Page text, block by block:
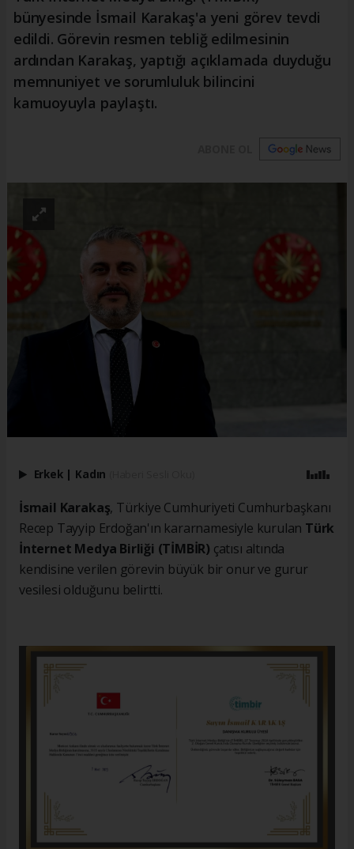
bünyesinde İsmail Karakaş'a yeni görev tevdi
edildi. Görevin resmen tebliğ edilmesinin
ardından Karakaş, yaptığı açıklamada duyduğu
memnuniyet ve sorumluluk bilincini
kamuoyuyla paylaştı.
Erkek Kadın
İsmail Karakaş, Türkiye Cumhuriyeti Cumhurbaşkanı
Recep Tayyip Erdoğan'ın kararnamesiyle kurulan Türk
İnternet Medya Birliği (TİMBİR) çatısı altında
kendisine verilen görevin büyük bir onur ve gurur
vesilesi olduğunu belirtti.